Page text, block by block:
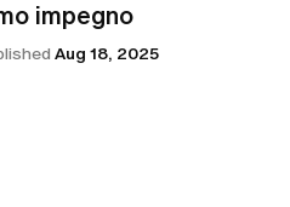
impegno
Aug 18, 2025